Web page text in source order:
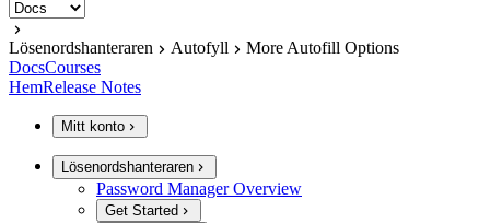
Lösenordshanteraren Autofyll
More Autofill Options
DocsCourses
HemRelease Notes
Mitt konto
Lösenordshanteraren
Password Manager Overview
Get Started